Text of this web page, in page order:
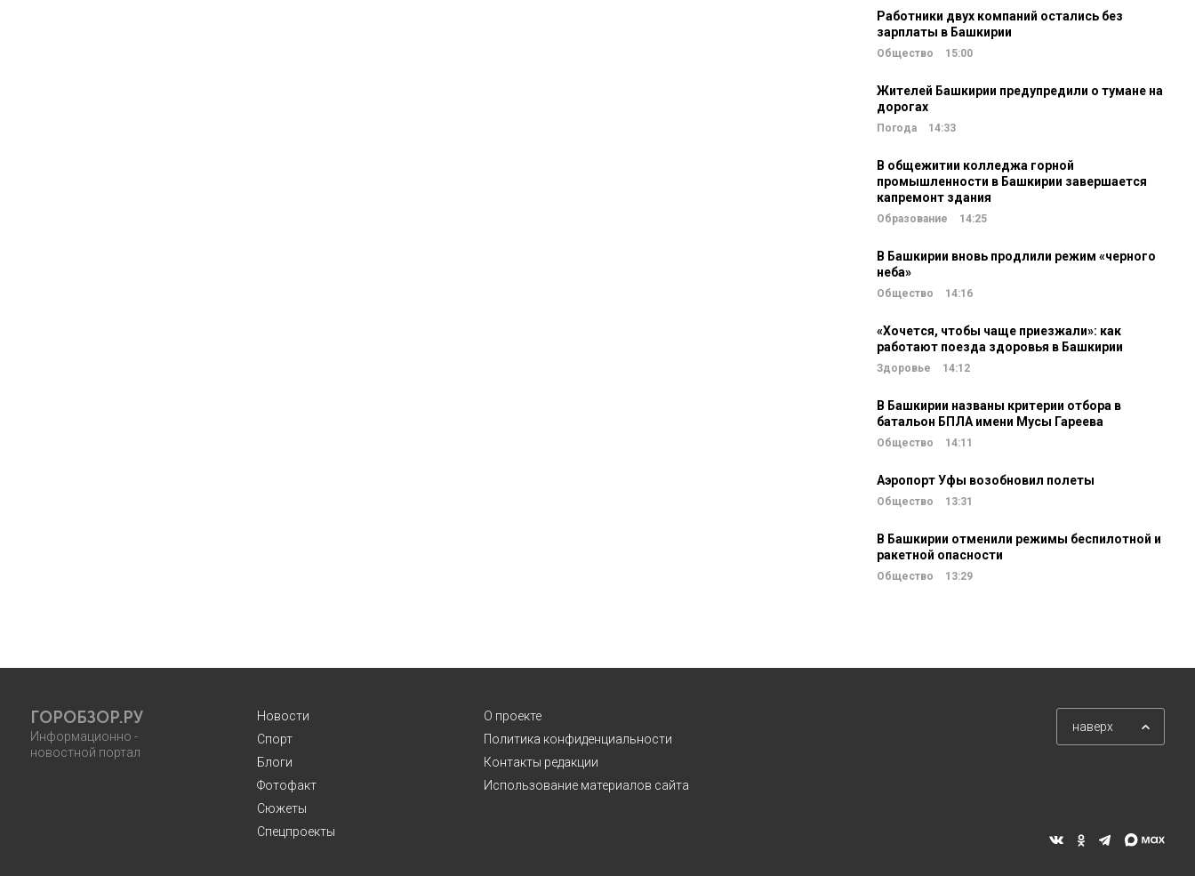
Работники двух компаний остались без
зарплаты в Башкирии
Общество 15:00
Жителей Башкирии предупредили о тумане на
дорогах
Погода 14:33
В общежитии колледжа горной
промышленности в Башкирии завершается
капремонт здания
Образование 14:25
В Башкирии вновь продлили режим «черного
неба»
Общество 14:16
«Хочется, чтобы чаще приезжали»: как
работают поезда здоровья в Башкирии
Здоровье 14:12
В Башкирии названы критерии отбора в
батальон БПЛА имени Мусы Гареева
Общество 14:11
Аэропорт Уфы возобновил полеты
Общество 13:31
В Башкирии отменили режимы беспилотной и
ракетной опасности
Общество 13:29
ГОРОБЗОР.РУ
Информационно -
новостной портал
Новости
Спорт
Блоги
Фотофакт
Сюжеты
Спецпроекты
О проекте
Политика конфиденциальности
Контакты редакции
Использование материалов сайта
наверх